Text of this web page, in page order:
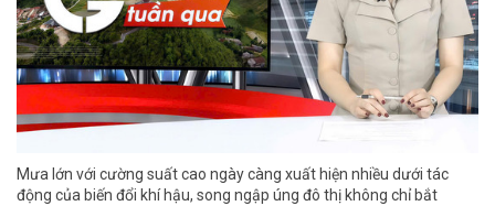
Mưa lớn với cường suất cao ngày càng xuất hiện nhiều dưới tác
động của biến đổi khí hậu, song ngập úng đô thị không chỉ bắt